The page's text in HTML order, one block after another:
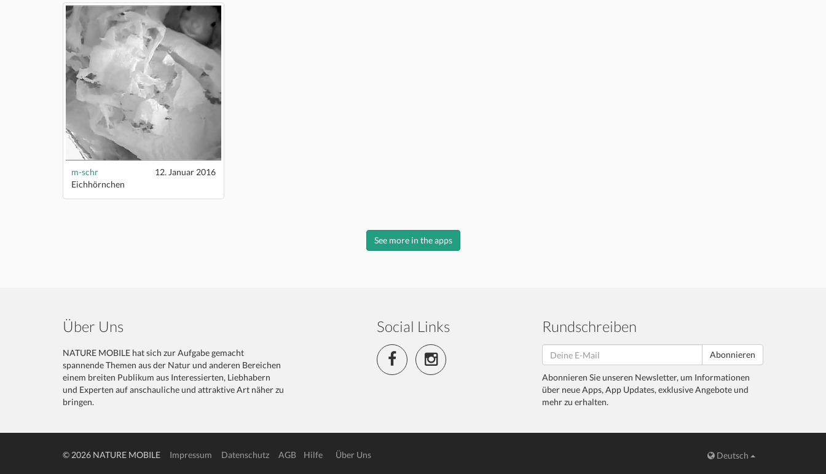
m-schr
12. Januar 2016
Eichhörnchen
See more in the apps
Über Uns
NATURE MOBILE hat sich zur Aufgabe gemacht
spannende Themen aus der Natur und anderen Bereichen
einem breiten Publikum aus Interessierten, Liebhabern
und Experten auf anschauliche und attraktive Art näher zu
bringen.
Social Links Rundschreiben
Abonnieren
Abonnieren Sie unseren Newsletter, um Informationen
über neue Apps, App Updates, exklusive Angebote und
mehr zu erhalten.
© 2026 NATURE MOBILE Impressum Datenschutz AGB Hilfe Über Uns Deutsch